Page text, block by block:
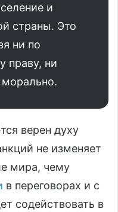
и
страны. Это
ни по
праву, ни
морально.
верен духу
не изменяет
мира, чему
в переговорах и с
содействовать в